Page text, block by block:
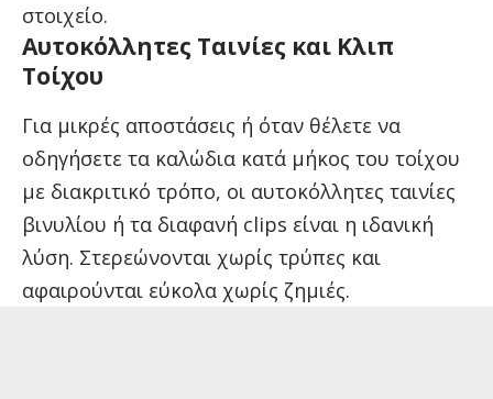
στοιχείο.
Αυτοκόλλητες Ταινίες και Κλιπ
Τοίχου
Για μικρές αποστάσεις ή όταν θέλετε να
οδηγήσετε τα καλώδια κατά μήκος του τοίχου
με διακριτικό τρόπο, οι αυτοκόλλητες ταινίες
βινυλίου ή τα διαφανή clips είναι η ιδανική
λύση. Στερεώνονται χωρίς τρύπες και
αφαιρούνται εύκολα χωρίς ζημιές.